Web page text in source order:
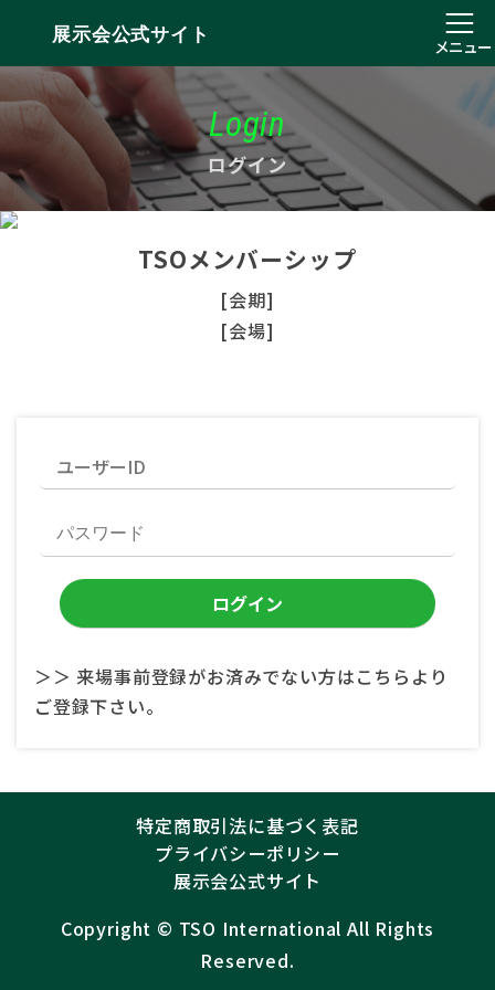
展示会公式サイト
メニュー
Login
ログイン
TSOメンバーシップ
[会期]
[会場]
＞＞ 来場事前登録がお済みでない方はこちらより
ご登録下さい。
特定商取引法に基づく表記
プライバシーポリシー
展示会公式サイト
Copyright ©︎ TSO International All Rights
Reserved.